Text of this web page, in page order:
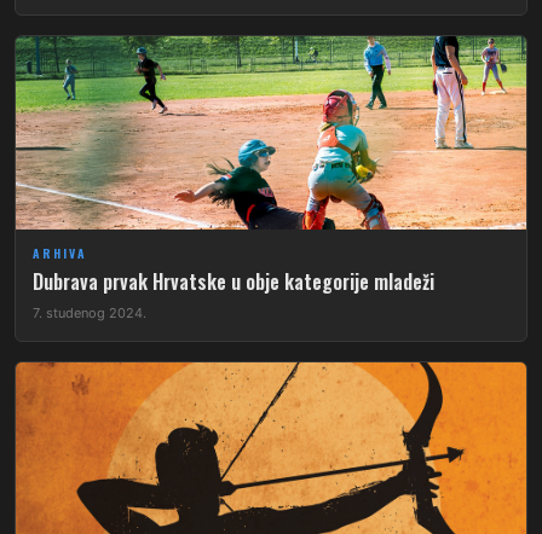
ARHIVA
Dubrava prvak Hrvatske u obje kategorije mladeži
7. studenog 2024.